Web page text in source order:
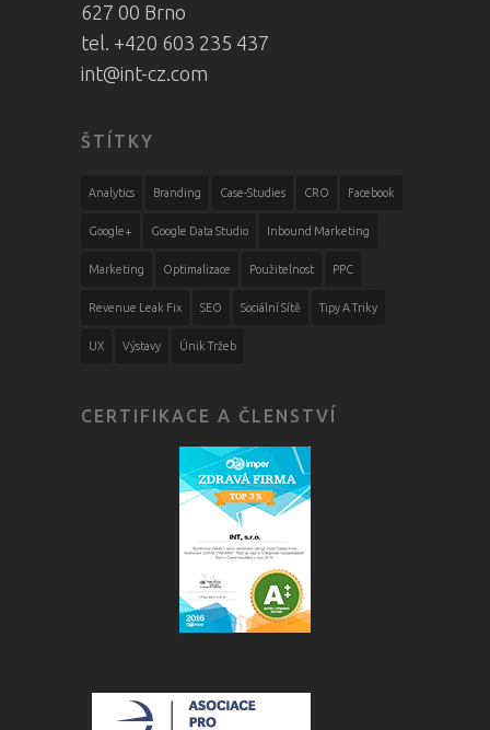
627 00 Brno
tel. +420 603 235 437
int@int-cz.com
ŠTÍTKY
Analytics Branding Case-Studies CRO Facebook
Google+ Google Data Studio Inbound Marketing
Marketing Optimalizace Použitelnost PPC
Revenue Leak Fix SEO Sociální Sítě Tipy A Triky
UX Výstavy Únik Tržeb
CERTIFIKACE A ČLENSTVÍ